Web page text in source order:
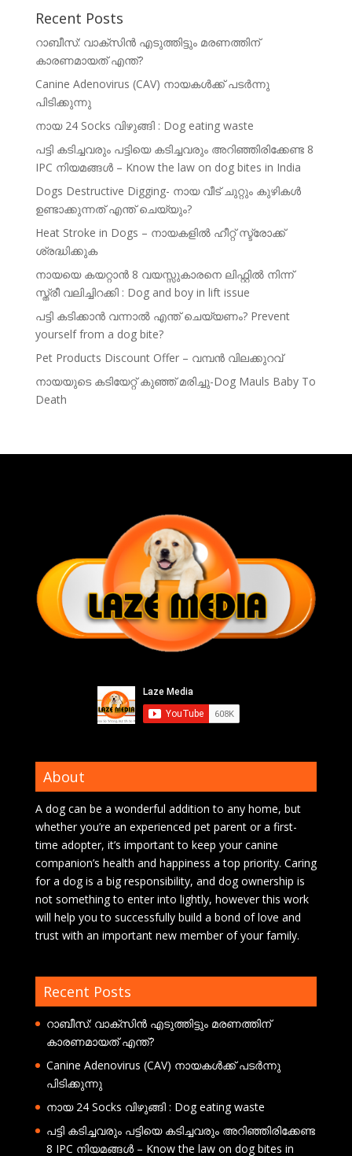
Recent Posts
റാബീസ്: വാക്സിൻ എടുത്തിട്ടും മരണത്തിന്
കാരണമായത് എന്ത്?
Canine Adenovirus (CAV) നായകൾക്ക് പടർന്നു
പിടിക്കുന്നു
നായ 24 Socks വിഴുങ്ങി : Dog eating waste
പട്ടി കടിച്ചവരും പട്ടിയെ കടിച്ചവരും അറിഞ്ഞിരിക്കേണ്ട 8
IPC നിയമങ്ങൾ – Know the law on dog bites in India
Dogs Destructive Digging- നായ വീട് ചുറ്റും കുഴികൾ
ഉണ്ടാക്കുന്നത് എന്ത് ചെയ്യും?
Heat Stroke in Dogs – നായകളിൽ ഹീറ്റ് സ്ട്രോക്ക്
ശ്രദ്ധിക്കുക
നായയെ കയറ്റാൻ 8 വയസ്സുകാരനെ ലിഫ്റ്റിൽ നിന്ന്
സ്ത്രീ വലിച്ചിറക്കി : Dog and boy in lift issue
പട്ടി കടിക്കാൻ വന്നാൽ എന്ത് ചെയ്യണം? Prevent
yourself from a dog bite?
Pet Products Discount Offer – വമ്പൻ വിലക്കുറവ്
നായയുടെ കടിയേറ്റ് കുഞ്ഞ് മരിച്ചു-Dog Mauls Baby To
Death
About
A dog can be a wonderful addition to any home, but
whether you’re an experienced pet parent or a first-
time adopter, it’s important to keep your canine
companion’s health and happiness a top priority. Caring
for a dog is a big responsibility, and dog ownership is
not something to enter into lightly, however this work
will help you to successfully build a bond of love and
trust with an important new member of your family.
Recent Posts
റാബീസ്: വാക്സിൻ എടുത്തിട്ടും മരണത്തിന്
കാരണമായത് എന്ത്?
Canine Adenovirus (CAV) നായകൾക്ക് പടർന്നു
പിടിക്കുന്നു
നായ 24 Socks വിഴുങ്ങി : Dog eating waste
പട്ടി കടിച്ചവരും പട്ടിയെ കടിച്ചവരും അറിഞ്ഞിരിക്കേണ്ട
8 IPC നിയമങ്ങൾ – Know the law on dog bites in